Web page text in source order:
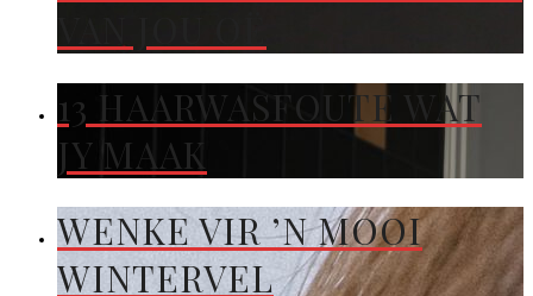
13 HAARWASFOUTE WAT
JY MAAK
WENKE VIR ’N MOOI
WINTERVEL